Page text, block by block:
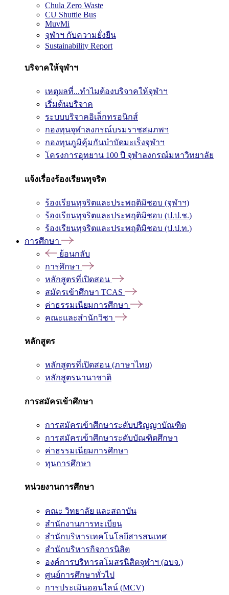
Chula Zero Waste
CU Shuttle Bus
MuvMi
จุฬาฯ กับความยั่งยืน
Sustainability Report
บริจาคให้จุฬาฯ
เหตุผลที่...ทำไมต้องบริจาคให้จุฬาฯ
เริ่มต้นบริจาค
ระบบบริจาคอิเล็กทรอนิกส์
กองทุนจุฬาลงกรณ์บรมราชสมภพฯ
กองทุนภูมิคุ้มกันบำบัดมะเร็งจุฬาฯ
โครงการอุทยาน 100 ปี จุฬาลงกรณ์มหาวิทยาลัย
แจ้งเรื่องร้องเรียนทุจริต
ร้องเรียนทุจริตและประพฤติมิชอบ (จุฬาฯ)
ร้องเรียนทุจริตและประพฤติมิชอบ (ป.ป.ช.)
ร้องเรียนทุจริตและประพฤติมิชอบ (ป.ป.ท.)
การศึกษา
ย้อนกลับ
การศึกษา
หลักสูตรที่เปิดสอน
สมัครเข้าศึกษา TCAS
ค่าธรรมเนียมการศึกษา
คณะและสำนักวิชา
หลักสูตร
หลักสูตรที่เปิดสอน (ภาษาไทย)
หลักสูตรนานาชาติ
การสมัครเข้าศึกษา
การสมัครเข้าศึกษาระดับปริญญาบัณฑิต
การสมัครเข้าศึกษาระดับบัณฑิตศึกษา
ค่าธรรมเนียมการศึกษา
ทุนการศึกษา
หน่วยงานการศึกษา
คณะ วิทยาลัย และสถาบัน
สำนักงานการทะเบียน
สำนักบริหารเทคโนโลยีสารสนเทศ
สำนักบริหารกิจการนิสิต
องค์การบริหารสโมสรนิสิตจุฬาฯ (อบจ.)
ศูนย์การศึกษาทั่วไป
การประเมินออนไลน์ (MCV)